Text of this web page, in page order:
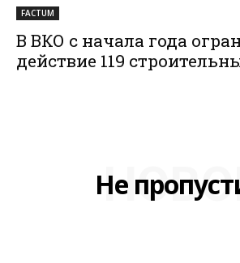
FACTUM
В ВКО с начала года
действие 119
Не